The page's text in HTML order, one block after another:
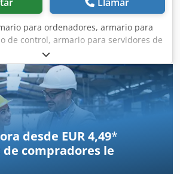
para ordenadores, armario para
de control, armario para servidores de
-Fabricante: Bizerba -Tipo -
260/570/A560 mm Dodob Tl
15 kg
desde EUR 4,49*
de compradores le